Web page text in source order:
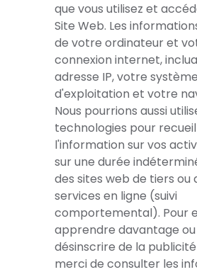
que vous utilisez et
Site Web. Les
de votre ordinateur et
connexion internet,
adresse IP, votre système
d'exploitation et votre
Nous pourrions aussi
technologies pour
l'information sur vos
sur une durée
des sites web de tiers ou
services en ligne (suivi
comportemental). Pour
apprendre davantage
désinscrire de la
merci de consulter les